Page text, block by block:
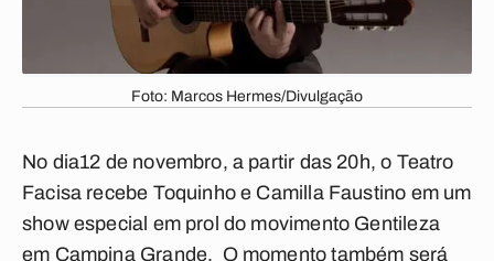
Foto: Marcos Hermes/Divulgação
No dia12 de novembro, a partir das 20h, o Teatro
Facisa recebe Toquinho e Camilla Faustino em um
show especial em prol do movimento Gentileza
em Campina Grande. O momento também será